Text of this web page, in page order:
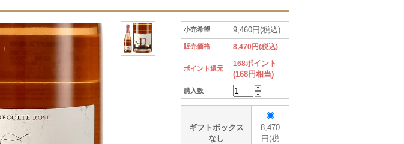
小売希望 9,460円(税込)
販売価格 8,470円(税込)
ポイント還元
168ポイント
(168円相当)
購入数
ギフトボックス
なし
8,470
円(税